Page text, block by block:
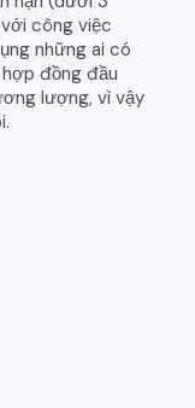
công việc
những ai có
đồng đầu
lượng, vì vậy